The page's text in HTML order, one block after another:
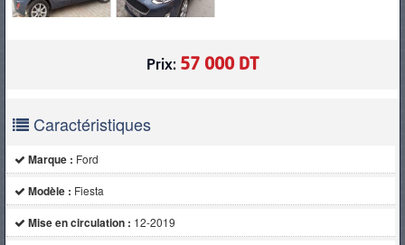
Prix: 57 000 DT
Caractéristiques
Marque : Ford
Modèle : Fiesta
Mise en circulation : 12-2019